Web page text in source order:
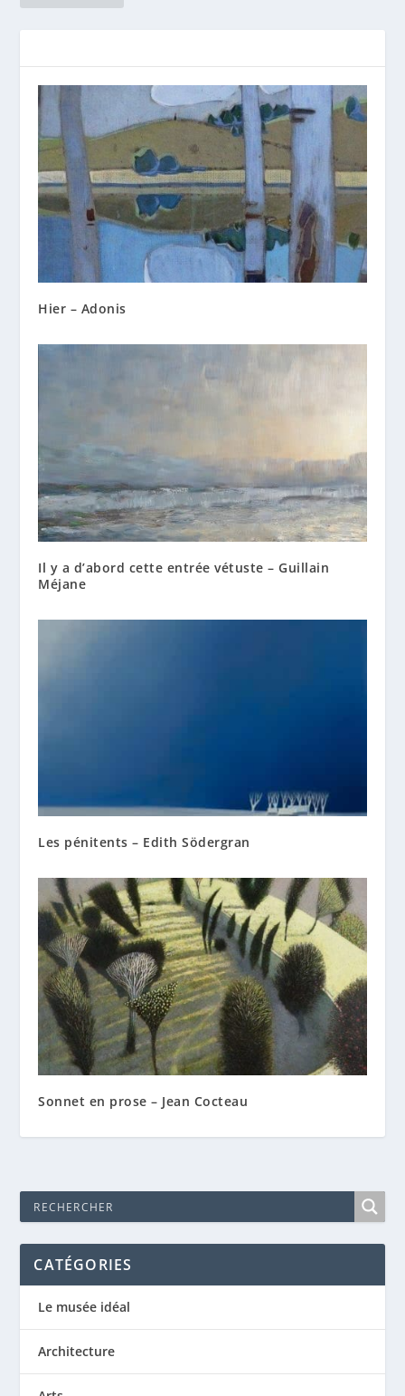
Hier – Adonis
Il y a d’abord cette entrée vétuste – Guillain
Méjane
Les pénitents – Edith Södergran
Sonnet en prose – Jean Cocteau
CATÉGORIES
Le musée idéal
Architecture